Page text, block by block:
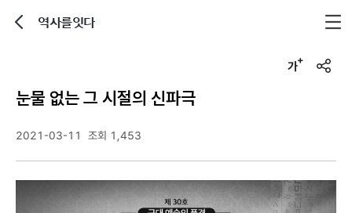
역사를잇다
u
눈물 없는 그 시절의 신파극
2021-03-11 조회 1,453